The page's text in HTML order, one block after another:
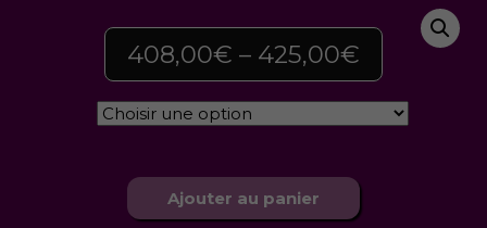
408,00€ – 425,00€
Ajouter au panier